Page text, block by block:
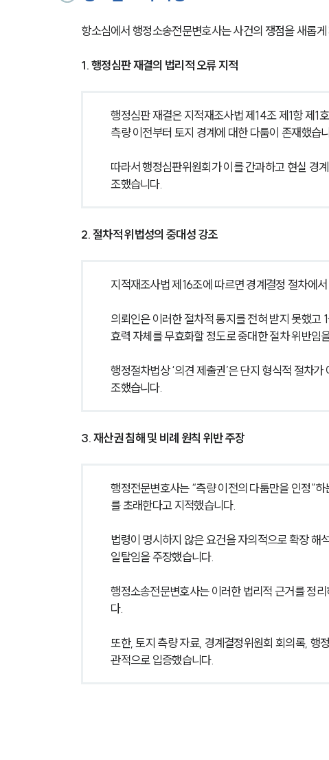
항소심에서 행정소송전문변호사는 사건의 쟁점을 새롭
1. 행정심판 재결의 법리적 오류 지적
행정심판 재결은 지적재조사법 제14조 제1항 제1
측량 이전부터 토지 경계에 대한 다툼이 존재했습
따라서 행정심판위원회가 이를 간과하고 현실 경
조했습니다.
2. 절차적 위법성의 중대성 강조
지적재조사법 제16조에 따르면 경계결정 절차에
의뢰인은 이러한 절차적 통지를 전혀 받지 못했고
효력 자체를 무효화할 정도로 중대한 절차 위반임
행정절차법상 ‘의견 제출권’은 단지 형식적 절차
조했습니다.
3. 재산권 침해 및 비례 원칙 위반 주장
행정전문변호사는 “측량 이전의 다툼만을 인정”
를 초래한다고 지적했습니다.
법령이 명시하지 않은 요건을 자의적으로 확장 해
일탈임을 주장했습니다.
행정소송전문변호사는 이러한 법리적 근거를 정
다.
또한, 토지 측량 자료, 경계결정위원회 회의록, 행
관적으로 입증했습니다.